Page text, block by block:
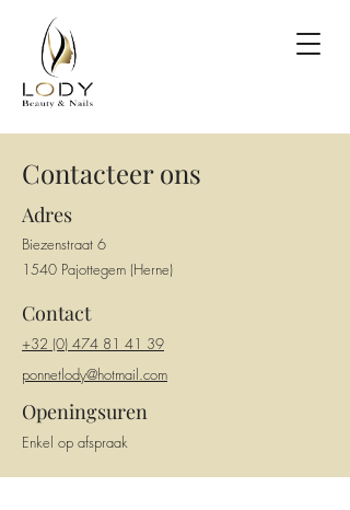
Contacteer ons
Adres
Biezenstraat 6
1540 Pajottegem (Herne)
Contact
+32 (0) 474 81 41 39
ponnetlody@hotmail.com
Openingsuren
Enkel op afspraak